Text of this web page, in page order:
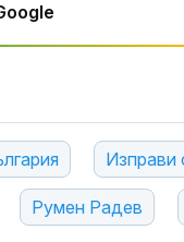
Изправи
Румен Радев